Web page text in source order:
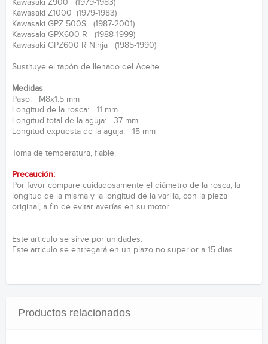
Kawasaki Z900 (1979-1983)
Kawasaki Z1000 (1979-1983)
Kawasaki GPZ 500S (1987-2001)
Kawasaki GPX600 R (1988-1999)
Kawasaki GPZ600 R Ninja (1985-1990)
Sustituye el tapón de llenado del Aceite.
Medidas
Paso: M8x1.5 mm
Longitud de la rosca: 11 mm
Longitud total de la aguja: 37 mm
Longitud expuesta de la aguja: 15 mm
Toma de temperatura, fiable.
Precaución:
Por favor compare cuidadosamente el diámetro de la rosca, la
longitud de la misma y la longitud de la varilla, con la pieza
original, a fin de evitar averías en su motor.
Este articulo se sirve por unidades.
Este articulo se entregará en un plazo no superior a 15 dias
Productos relacionados